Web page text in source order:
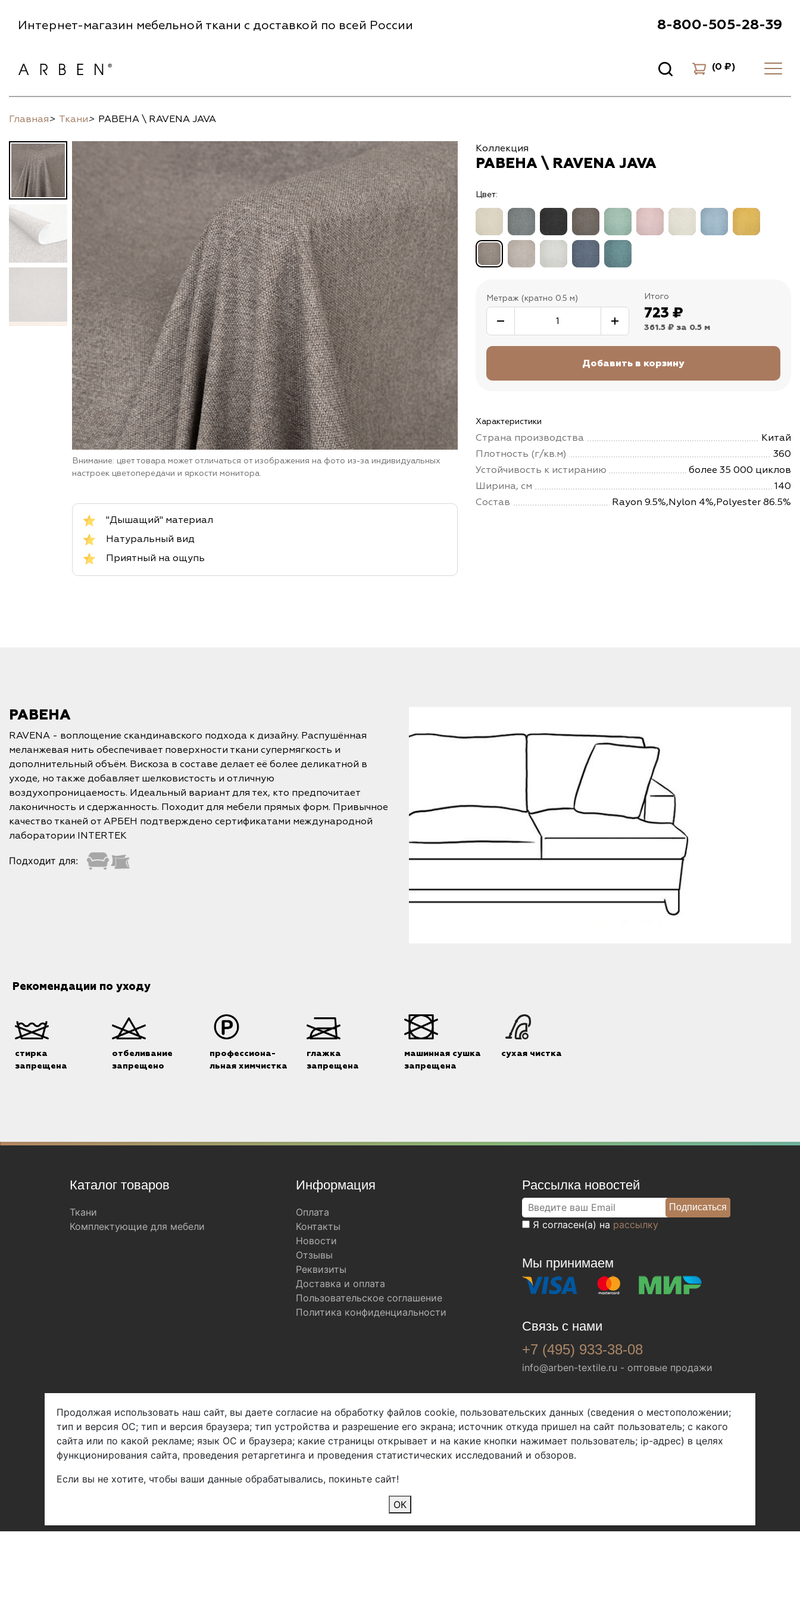
Интернет-магазин мебельной ткани с доставкой по всей России 8-800-505-28-39
(0 ₽)
Главная> Ткани> РАВЕНА \ RAVENA JAVA
Внимание: цвет товара может отличаться от изображения на фото из-за индивидуальных
настроек цветопередачи и яркости монитора.
"Дышащий" материал
Натуральный вид
Приятный на ощупь
Коллекция
РАВЕНА \ RAVENA JAVA
Цвет:
Метраж (кратно 0.5 м) Итого
723 ₽
361.5 ₽ за 0.5 м
Характеристики
Страна производства
Китай
Плотность (г/кв.м)
360
Устойчивость к истиранию
более 35 000 циклов
Ширина, см
140
Состав
Rayon 9.5%,Nylon 4%,Polyester 86.5%
РАВЕНА
RAVENA - воплощение скандинавского подхода к дизайну. Распушённая
меланжевая нить обеспечивает поверхности ткани супермягкость и
дополнительный объём. Вискоза в составе делает её более деликатной в
уходе, но также добавляет шелковистость и отличную
воздухопроницаемость. Идеальный вариант для тех, кто предпочитает
лаконичность и сдержанность. Походит для мебели прямых форм. Привычное
качество тканей от АРБЕН подтверждено сертификатами международной
лаборатории INTERTEK
Подходит для:
Рекомендации по уходу
стирка
запрещена
отбеливание
запрещено
профессиона-
льная химчистка
глажка
запрещена
машинная сушка
запрещена
сухая чистка
Каталог товаров
Ткани
Комплектующие для мебели
Информация
Оплата
Контакты
Новости
Отзывы
Реквизиты
Доставка и оплата
Пользовательское соглашение
Политика конфиденциальности
Рассылка новостей
Я согласен(а) на рассылку
Мы принимаем
Связь с нами
+7 (495) 933-38-08
info@arben-textile.ru - оптовые продажи
Арбен текстиль г. Щелково, пер.
1-й Советский д.25, владение 2.
Мы в соц. сетях
Продолжая использовать наш сайт, вы даете согласие на обработку файлов cookie, пользовательских данных (сведения о местоположении;
тип и версия ОС; тип и версия браузера; тип устройства и разрешение его экрана; источник откуда пришел на сайт пользователь; с какого
сайта или по какой рекламе; язык ОС и браузера; какие страницы открывает и на какие кнопки нажимает пользователь; ip-адрес) в целях
функционирования сайта, проведения ретаргетинга и проведения статистических исследований и обзоров.
Если вы не хотите, чтобы ваши данные обрабатывались, покиньте сайт!
ОК